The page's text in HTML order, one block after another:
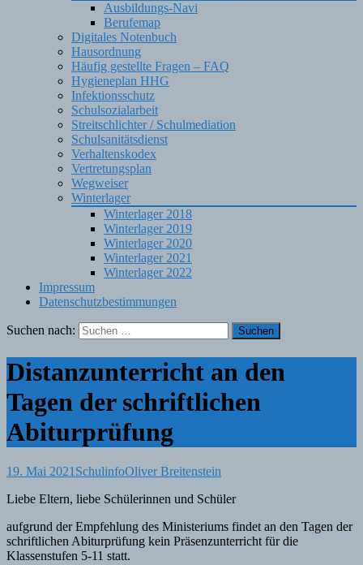
Ausbildungs-Navi
Berufemap
Digitales Notenbuch
Hausordnung
Häufig gestellte Fragen – FAQ
Hygieneplan HHG
Infektionsschutz
Schulsozialarbeit
Streitschlichter / Schulmediation
Schulsanitätsdienst
Verhaltenskodex
Vertretungsplan
Wegweiser
Winterlager
Winterlager 2018
Winterlager 2019
Winterlager 2020
Winterlager 2021
Winterlager 2022
Impressum
Datenschutzbestimmungen
Suchen nach:
Distanzunterricht an den
Tagen der schriftlichen
Abiturprüfung
19. Mai 2021 SchulinfoOliver Breitenstein
Liebe Eltern, liebe Schülerinnen und Schüler
aufgrund der Empfehlung des Ministeriums findet an den Tagen der
schriftlichen Abiturprüfung kein Präsenzunterricht für die
Klassenstufen 5-11 statt.